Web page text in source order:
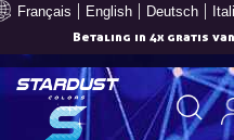
Français English Deutsch
Betaling in 4x gratis